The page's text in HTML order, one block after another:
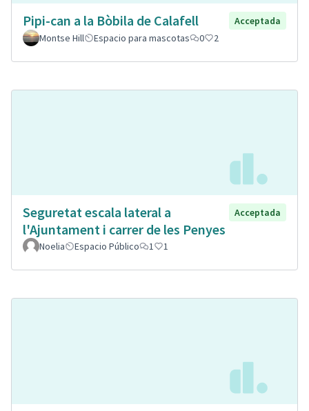
Pipi-can a la Bòbila de Calafell
Acceptada
Montse Hill
Espacio para mascotas 0 2
Seguretat escala lateral a
l'Ajuntament i carrer de les Penyes
Acceptada
Noelia Espacio Público 1 1